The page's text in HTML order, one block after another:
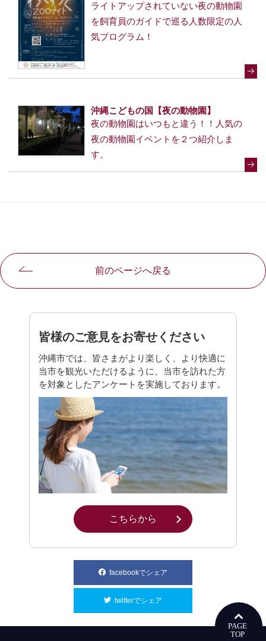
ライトアップされていない夜の動物園
を飼育員のガイドで巡る人数限定の人
気プログラム！
沖縄こどもの国【夜の動物園】
夜の動物園はいつもと違う！！人気の
夜の動物園イベントを２つ紹介しま
す。
前のページへ戻る
皆様のご意見をお寄せください
沖縄市では、皆さまがより楽しく、より快適に
当市を観光いただけるように、当市を訪れた方
を対象としたアンケートを実施しております。
こちらから 別ウィンドウで開きます
facebookでシェア
twitterでシェア 別ウィンドウで開きます